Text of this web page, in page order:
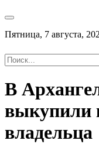
Пятница, 7 августа,
В
выкупили
владельца